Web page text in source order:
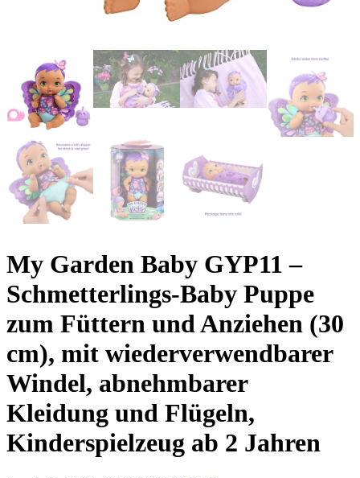
My Garden Baby GYP11 –
Schmetterlings-Baby Puppe
zum Füttern und Anziehen (30
cm), mit wiederverwendbarer
Windel, abnehmbarer
Kleidung und Flügeln,
Kinderspielzeug ab 2 Jahren